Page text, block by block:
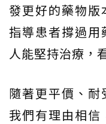
發更好的藥物
指導患者撐過用
人能堅持治療，
隨著更平價、耐
我們有理由相